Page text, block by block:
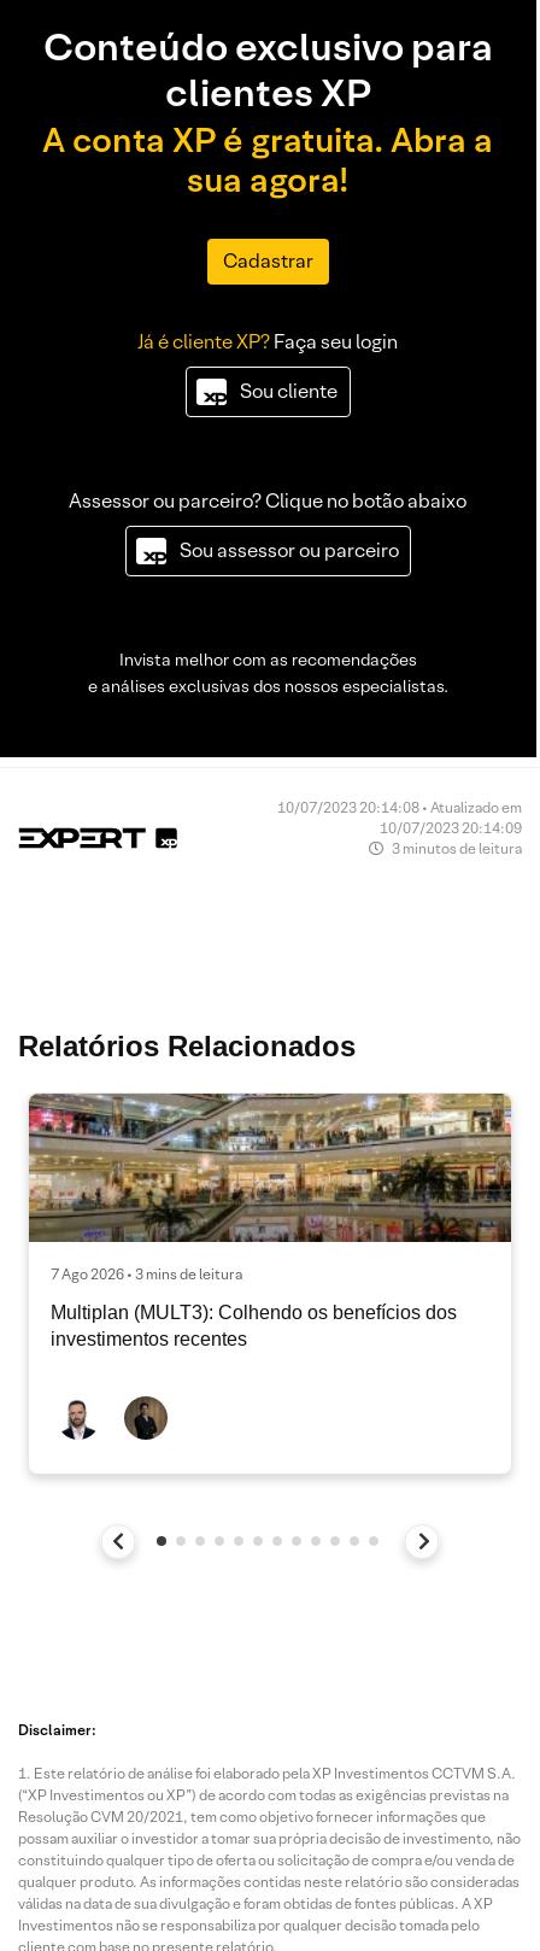
Conteúdo exclusivo para
clientes XP
A conta XP é gratuita. Abra a
sua agora!
Cadastrar
Já é cliente XP?Faça seu login
Sou cliente
Assessor ou parceiro? Clique no botão abaixo
Sou assessor ou parceiro
Invista melhor com as recomendações
e análises exclusivas dos nossos especialistas.
10/07/2023 20:14:08 • Atualizado em
10/07/2023 20:14:09
3 minutos de leitura
Relatórios Relacionados
7 Ago 2026 • 3 mins de leitura
Multiplan (MULT3): Colhendo os benefícios dos
investimentos recentes
Disclaimer:
Este relatório de análise foi elaborado pela XP Investimentos CCTVM S.A.
(“XP Investimentos ou XP”) de acordo com todas as exigências previstas na
Resolução CVM 20/2021, tem como objetivo fornecer informações que
possam auxiliar o investidor a tomar sua própria decisão de investimento, não
constituindo qualquer tipo de oferta ou solicitação de compra e/ou venda de
qualquer produto. As informações contidas neste relatório são consideradas
válidas na data de sua divulgação e foram obtidas de fontes públicas. A XP
Investimentos não se responsabiliza por qualquer decisão tomada pelo
cliente com base no presente relatório.